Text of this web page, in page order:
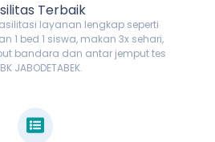
Terbaik
layanan lengkap seperti
1 bed 1 siswa, makan 3x sehari,
bandara dan antar jemput tes
JABODETABEK.